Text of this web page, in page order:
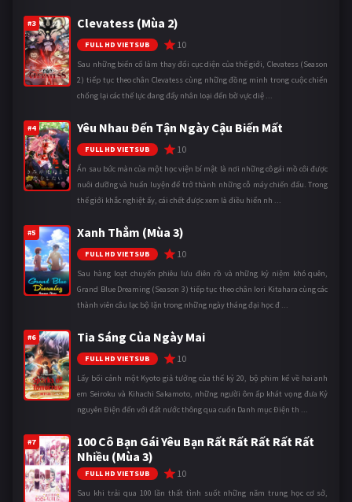
#3 Clevatess (Mùa 2)
FULL HD VIETSUB 10
Sau những biến cố làm thay đổi cục diện của thế giới, Clevatess (Season
2) tiếp tục theo chân Clevatess cùng những đồng minh trong cuộc chiến
chống lại các thế lực đang đẩy nhân loại đến bờ vực diệ ...
#4 Yêu Nhau Đến Tận Ngày Cậu Biến Mất
FULL HD VIETSUB 10
Ẩn sau bức màn của một học viện bí mật là nơi những cô gái mồ côi được
nuôi dưỡng và huấn luyện để trở thành những cỗ máy chiến đấu. Trong
thế giới khắc nghiệt ấy, cái chết được xem là điều hiển nh ...
#5 Xanh Thẳm (Mùa 3)
FULL HD VIETSUB 10
Sau hàng loạt chuyến phiêu lưu điên rồ và những kỷ niệm khó quên,
Grand Blue Dreaming (Season 3) tiếp tục theo chân Iori Kitahara cùng các
thành viên câu lạc bộ lặn trong những ngày tháng đại học đ ...
#6 Tia Sáng Của Ngày Mai
FULL HD VIETSUB 10
Lấy bối cảnh một Kyoto giả tưởng của thế kỷ 20, bộ phim kể về hai anh
em Seiroku và Kihachi Sakamoto, những người ôm ấp khát vọng đưa Kỷ
nguyên Điện đến với đất nước thông qua cuốn Danh mục Điện th ...
#7
100 Cô Bạn Gái Yêu Bạn Rất Rất Rất Rất Rất
Nhiều (Mùa 3)
FULL HD VIETSUB 10
Sau khi trải qua 100 lần thất tình suốt những năm trung học cơ sở,